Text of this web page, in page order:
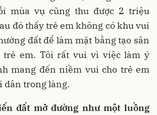
mùa vụ cũng thu được 2 triệu
đó thấy trẻ em không có khu vui
đất để làm mặt bằng tạo sân
trẻ em. Tôi rất vui vì việc làm ý
mang đến niềm vui cho trẻ em
dân trong làng.
đất mở đường như một luồng